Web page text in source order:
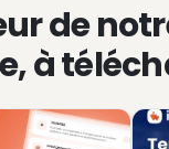
de
à